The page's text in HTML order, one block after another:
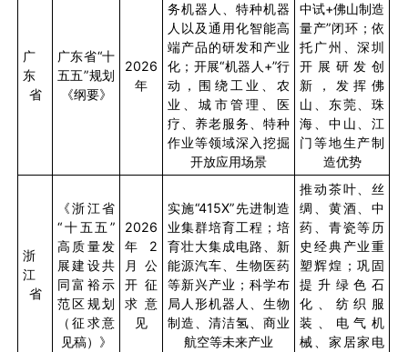
广
东
省
广东省“十
五五”规划
《纲要》
2026
年
务机器人、特种机器
人以及通用化智能高
端产品的研发和产业
化；开展“机器人 +”行
动，围绕工业、农
业、城市管理、医
疗、养老服务、特种
作业等领域深入挖掘
开放应用场景
中试+佛山制造
量产”闭环；依
托广州、深圳
开展研发创
新，发挥佛
山、东莞、珠
海、中山、江
门等地生产制
造优势
浙
江
省
《浙江省
“十五五”
高质量发
展建设共
同富裕示
范区规划
（征求意
见稿）》
2026
年 2
月公
开征
求意
见
实施“415X”先进制造
业集群培育工程；培
育壮大集成电路、新
能源汽车、生物医药
等新兴产业；科学布
局人形机器人、生物
制造、清洁氢、商业
航空等未来产业
推动茶叶、丝
绸、黄酒、中
药、青瓷等历
史经典产业重
塑辉煌；巩固
提升绿色石
化、纺织服
装、电气机
械、家居家电